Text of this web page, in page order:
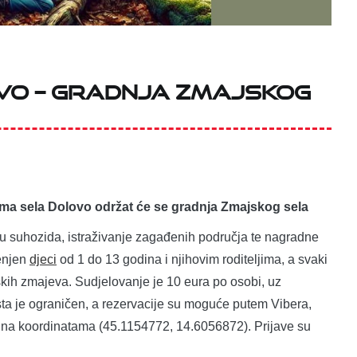
– gradnja Zmajskog
sela Dolovo održat će se gradnja Zmajskog sela
suhozida, istraživanje zagađenih područja te nagradne
djeci od 1 do 13 godina i njihovim roditeljima, a svaki
zmajeva. Sudjelovanje je 10 eura po osobi, uz
je ograničen, a rezervacije su moguće putem Vibera,
koordinatama (45.1154772, 14.6056872). Prijave su